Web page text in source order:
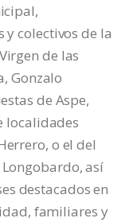
y colectivos de la
de las
Gonzalo
de Aspe,
localidades
o el del
así
destacados en
familiares y